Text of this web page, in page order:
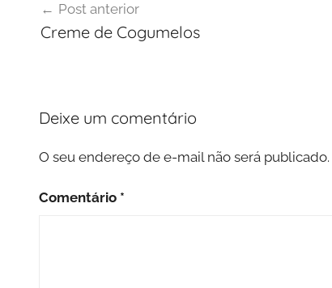
de
Post anterior
Creme de Cogumelos
Deixe um comentário
O seu endereço de e-mail não será publicado.
Comentário *